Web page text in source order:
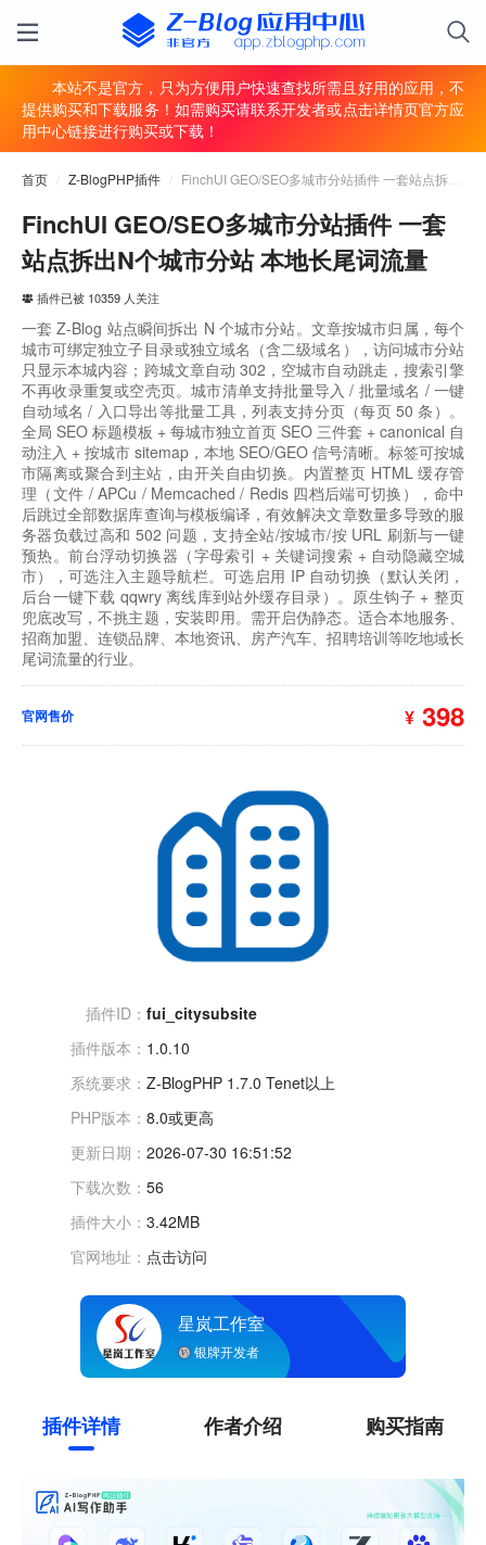
本站不是官方，只为方便用户快速查找所需且好用的应用，不
提供购买和下载服务！如需购买请联系开发者或点击详情页官方应
用中心链接进行购买或下载！
首页 Z-BlogPHP插件 FinchUI GEO/SEO多城市分站插件 一套站点拆出N个城市分站 本地长尾词流量
FinchUI GEO/SEO多城市分站插件 一套
站点拆出N个城市分站 本地长尾词流量
插件已被 10359 人关注
一套 Z-Blog 站点瞬间拆出 N 个城市分站。文章按城市归属，每个
城市可绑定独立子目录或独立域名（含二级域名），访问城市分站
只显示本城内容；跨城文章自动 302，空城市自动跳走，搜索引擎
不再收录重复或空壳页。城市清单支持批量导入 / 批量域名 / 一键
自动域名 / 入口导出等批量工具，列表支持分页（每页 50 条）。
全局 SEO 标题模板 + 每城市独立首页 SEO 三件套 + canonical 自
动注入 + 按城市 sitemap，本地 SEO/GEO 信号清晰。标签可按城
市隔离或聚合到主站，由开关自由切换。内置整页 HTML 缓存管
理（文件 / APCu / Memcached / Redis 四档后端可切换），命中
后跳过全部数据库查询与模板编译，有效解决文章数量多导致的服
务器负载过高和 502 问题，支持全站/按城市/按 URL 刷新与一键
预热。前台浮动切换器（字母索引 + 关键词搜索 + 自动隐藏空城
市），可选注入主题导航栏。可选启用 IP 自动切换（默认关闭，
后台一键下载 qqwry 离线库到站外缓存目录）。原生钩子 + 整页
兜底改写，不挑主题，安装即用。需开启伪静态。适合本地服务、
招商加盟、连锁品牌、本地资讯、房产汽车、招聘培训等吃地域长
尾词流量的行业。
¥ 398
官网售价
插件ID： fui_citysubsite
插件版本： 1.0.10
系统要求： Z-BlogPHP 1.7.0 Tenet以上
PHP版本： 8.0或更高
更新日期： 2026-07-30 16:51:52
下载次数： 56
插件大小： 3.42MB
官网地址： 点击访问
星岚工作室
银牌开发者
插件详情 作者介绍 购买指南